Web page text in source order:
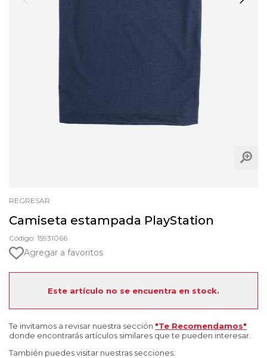
REGRESAR
Camiseta estampada PlayStation
Código: 15931066
Agregar a favoritos
Este artículo no se encuentra en stock.
Te invitamos a revisar nuestra sección "Te Recomendamos"
donde encontrarás artículos similares que te pueden interesar.
También puedes visitar nuestras secciones: